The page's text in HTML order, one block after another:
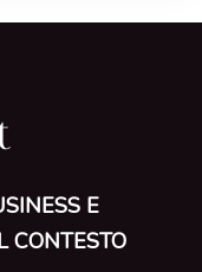
E
CONTESTO